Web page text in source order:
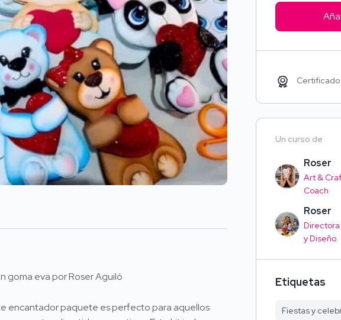
goma eva por Roser Aguiló
encantador paquete es perfecto para aquellos
Un curso de
Roser
Art &
Coach
Roser
y Diseño
Etiquetas
Fiestas y